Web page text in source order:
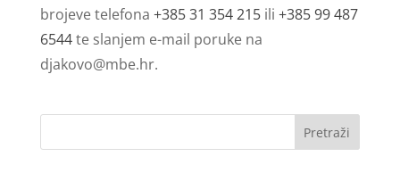
brojeve telefona +385 31 354 215ili +385 99 487
6544te slanjem e-mail poruke na
djakovo@mbe.hr.